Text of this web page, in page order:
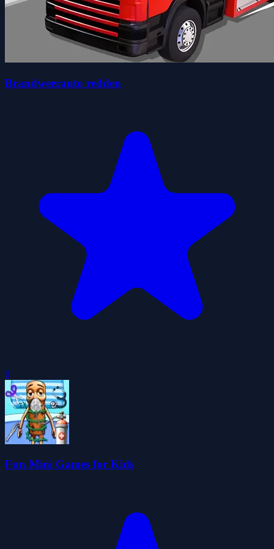
Brandweerauto redden
0
Fun Mini Games for Kids